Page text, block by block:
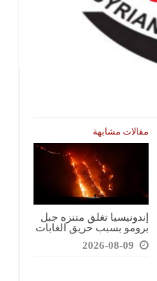
مقالات مشابهة
إندونيسيا تغلق متنزه جبل
برومو بسبب حريق الغابات
2026-08-09